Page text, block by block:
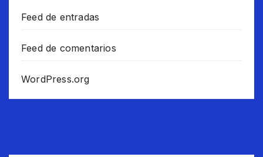
Feed de entradas
Feed de comentarios
WordPress.org